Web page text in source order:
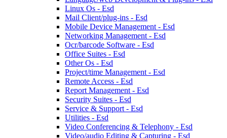
Linux Os - Esd
Mail Client/plug-ins - Esd
Mobile Device Management - Esd
Networking Management - Esd
Ocr/barcode Software - Esd
Office Suites - Esd
Other Os - Esd
Project/time Management - Esd
Remote Access - Esd
Report Management - Esd
Security Suites - Esd
Service & Support - Esd
Utilities - Esd
Video Conferencing & Telephony - Esd
Video/audio Editing & Capturing - Esd